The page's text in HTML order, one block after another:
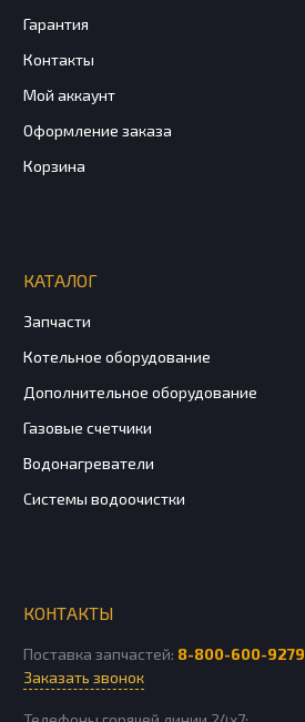
Гарантия
Контакты
Мой аккаунт
Оформление заказа
Корзина
КАТАЛОГ
Запчасти
Котельное оборудование
Дополнительное оборудование
Газовые счетчики
Водонагреватели
Системы водоочистки
КОНТАКТЫ
Поставка запчастей: 8-800-600-9279
Заказать звонок